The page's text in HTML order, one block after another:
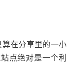
在分享里的一小
点绝对是一个利